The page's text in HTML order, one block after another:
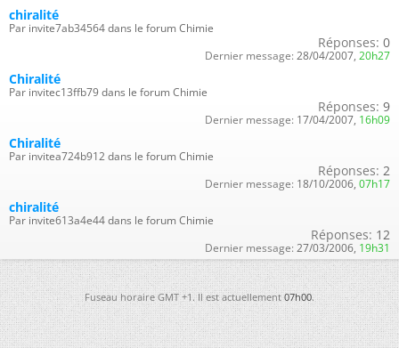
chiralité
Par invite7ab34564 dans le forum Chimie
Réponses: 0
Dernier message: 28/04/2007, 20h27
Chiralité
Par invitec13ffb79 dans le forum Chimie
Réponses: 9
Dernier message: 17/04/2007, 16h09
Chiralité
Par invitea724b912 dans le forum Chimie
Réponses: 2
Dernier message: 18/10/2006, 07h17
chiralité
Par invite613a4e44 dans le forum Chimie
Réponses: 12
Dernier message: 27/03/2006, 19h31
Fuseau horaire GMT +1. Il est actuellement07h00.